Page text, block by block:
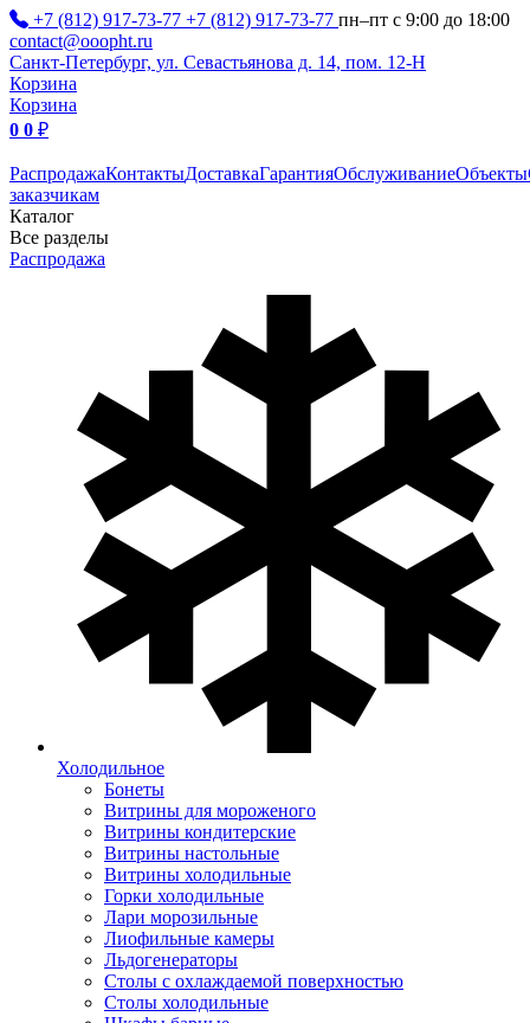
+7 (812) 917-73-77 +7 (812) 917-73-77 пн–пт с 9:00 до 18:00
contact@ooopht.ru
Санкт-Петербург, ул. Севастьянова д. 14, пом. 12-Н
Корзина
Корзина
0 0 ₽
РаспродажаКонтактыДоставкаГарантияОбслуживаниеОбъекты
заказчикам
Каталог
Все разделы
Распродажа
Холодильное
Бонеты
Витрины для мороженого
Витрины кондитерские
Витрины настольные
Витрины холодильные
Горки холодильные
Лари морозильные
Лиофильные камеры
Льдогенераторы
Столы с охлаждаемой поверхностью
Столы холодильные